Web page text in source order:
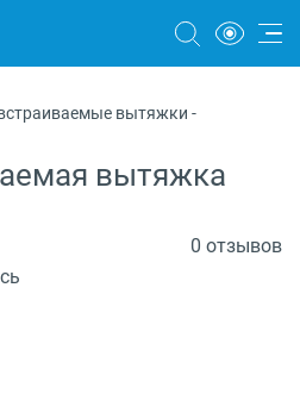
машины
вытяжки -
вытяжка
0 отзывов